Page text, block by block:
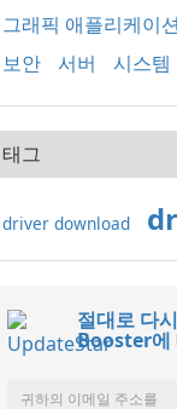
그래픽 애플리케이션
보안
서버 시스템
태그
driver download
절대로 다
Booster에